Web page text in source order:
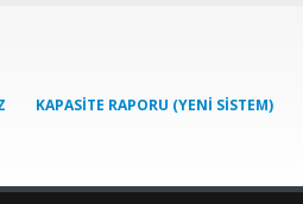
KAPASITE RAPORU (YENI SISTEM)